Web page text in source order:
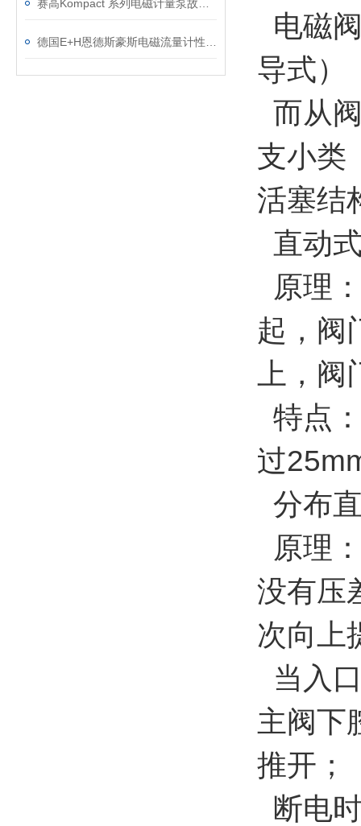
电磁
导式）
而从
支小类
活塞结
直动
原理
起，阀
上，
特点
过
分布
原理
没有压
次向上
当入
主阀下
推开；
断电